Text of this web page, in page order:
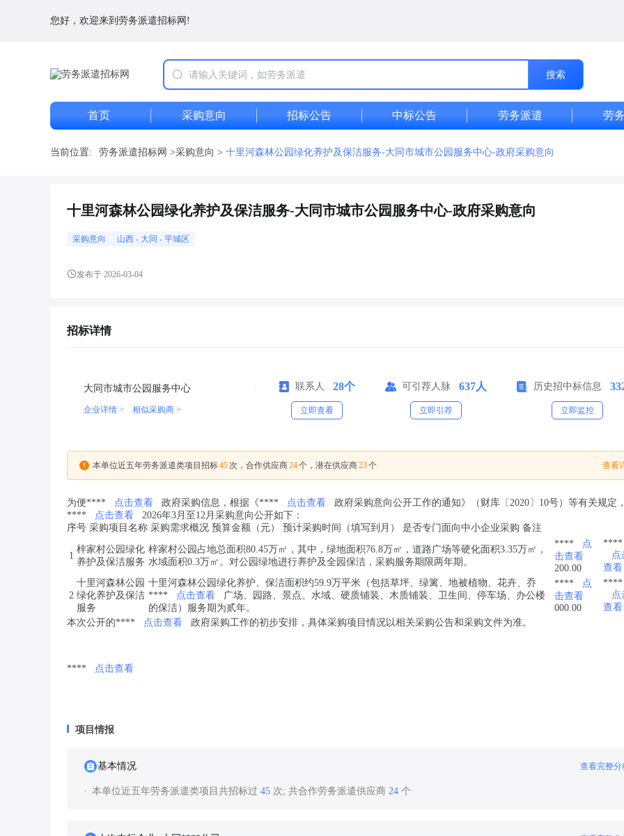
您好，欢迎来到劳务派遣招标网!
搜索
首页 采购意向 招标公告 中标公告 劳务派遣 劳
当前位置: 劳务派遣招标网 >采购意向 > 十里河森林公园绿化养护及保洁服务-大同市城市公园服务中心-政府采购意向
十里河森林公园绿化养护及保洁服务-大同市城市公园服务中心-政府采购意向
采购意向 山西 - 大同 - 平城区
发布于 2026-03-04
招标详情
大同市城市公园服务中心
企业详情 > 相似采购商 >
联系人 28个
立即查看
可引荐人脉 637人
立即引荐
历史招中标信息
立即监控
本单位近五年劳务派遣类项目招标45 次，合作供应商24个，潜在供应商23个 查看
为便**** 点击查看 政府采购信息，根据《**** 点击查看
政府采购意向公开工作的通知》（财库〔2020〕10号）等有关规定
****
点击查看
2026年3月至12月采购意向公开如下：
序号 采购项目名称 采购需求概况 预算金额（元） 预计采购时间（填写到月） 是否专门面向中小企业采购 备注
1
梓家村公园绿化
养护及保洁服务
梓家村公园占地总面积80.45万㎡，其中，绿地面积76.8万㎡，道路广场等硬化面积3.35万㎡，
水域面积0.3万㎡。对公园绿地进行养护及全园保洁，采购服务期限两年期。
****
点
击查看
200.00
****
点
查看
2
十里河森林公园
绿化养护及保洁
服务
十里河森林公园绿化养护、保洁面积约59.9万平米（包括草坪、绿篱、地被植物、花卉、乔
****
点击查看
广场、园路、景点、水域、硬质铺装、木质铺装、卫生间、停车场、办公楼
的保洁）服务期为贰年。
****
点
击查看
000.00
****
点
查看
本次公开的****
点击查看 政府采购工作的初步安排，具体采购项目情况以相关采购公告和采购文件为准。
**** 点击查看
项目情报
基本情况 查看完整分
本单位近五年劳务派遣类项目共招标过 45 次; 共合作劳务派遣供应商 24 个